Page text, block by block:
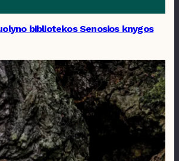
bibliotekos Senosios knygos